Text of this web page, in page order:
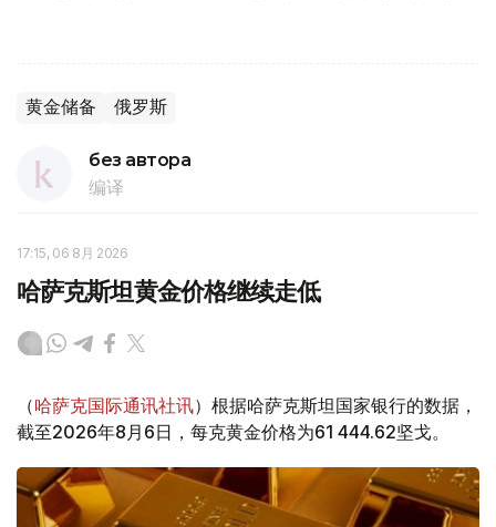
黄金储备 俄罗斯
без автора
编译
17:15, 06 8月 2026
哈萨克斯坦黄金价格继续走低
（哈萨克国际通讯社讯）根据哈萨克斯坦国家银行的数据，
截至2026年8月6日，每克黄金价格为61 444.62坚戈。